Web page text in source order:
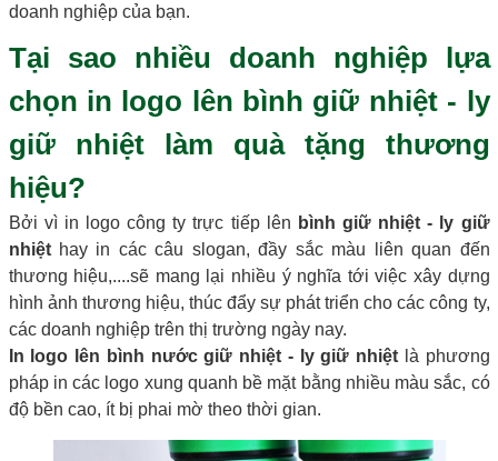
doanh nghiệp của bạn.
Tại sao nhiều doanh nghiệp lựa
chọn in logo lên bình giữ nhiệt - ly
giữ nhiệt làm quà tặng thương
hiệu?
Bởi vì in logo công ty trực tiếp lên bình giữ nhiệt - ly giữ
nhiệthay in các câu slogan, đầy sắc màu liên quan đến
thương hiệu,....sẽ mang lại nhiều ý nghĩa tới việc xây dựng
hình ảnh thương hiệu, thúc đẩy sự phát triển cho các công ty,
các doanh nghiệp trên thị trường ngày nay.
In logo lên bình nước giữ nhiệt - ly giữ nhiệt là phương
pháp in các logo xung quanh bề mặt bằng nhiều màu sắc, có
độ bền cao, ít bị phai mờ theo thời gian.